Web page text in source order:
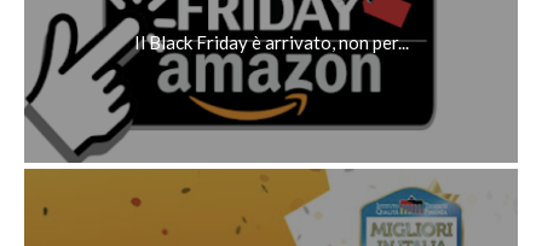
Il Black Friday è arrivato, non per...